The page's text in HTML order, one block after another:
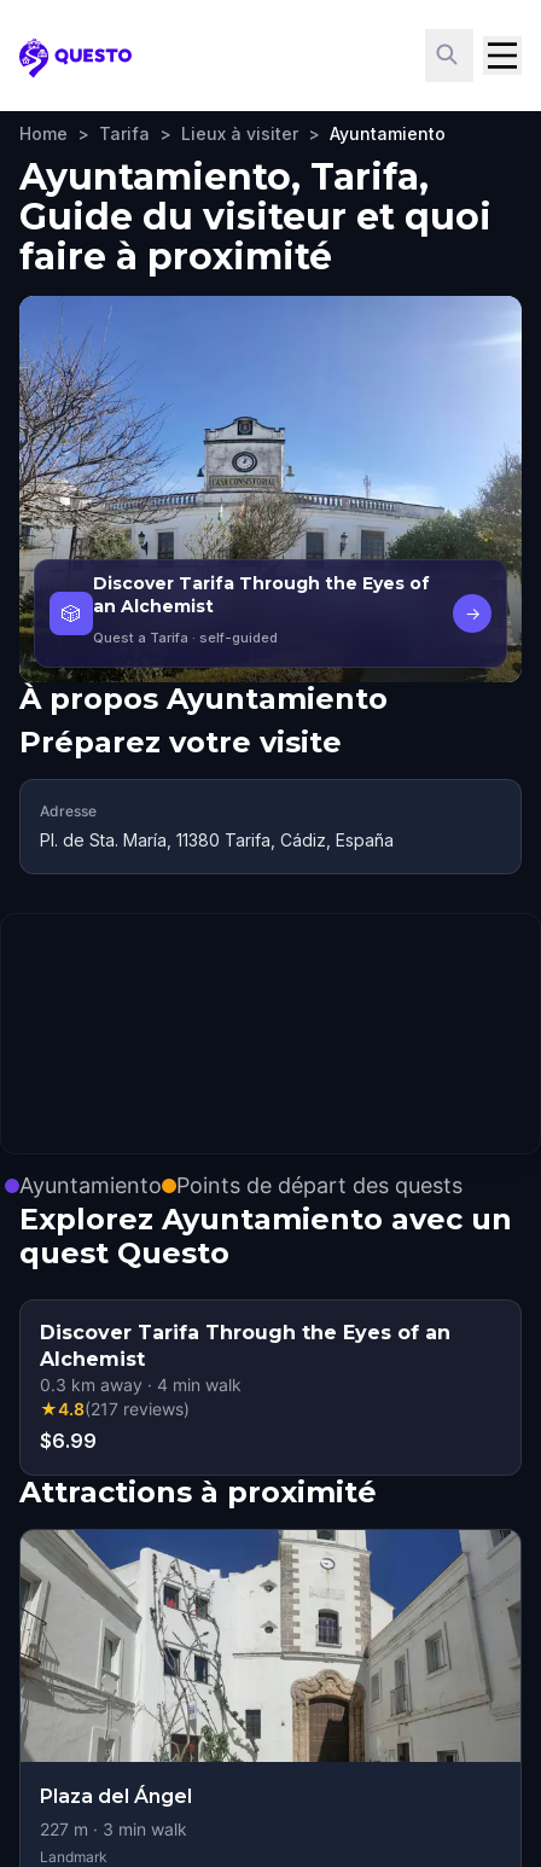
Questo
Home > Tarifa > Lieux à visiter > Ayuntamiento
Ayuntamiento, Tarifa,
Guide du visiteur et quoi
faire à proximité
🎲
Discover Tarifa Through the Eyes of
an Alchemist
Quest a Tarifa · self-guided
→
À propos Ayuntamiento
Préparez votre visite
Adresse
Pl. de Sta. María, 11380 Tarifa, Cádiz, España
Ayuntamiento Points de départ des quests
Explorez Ayuntamiento avec un
quest Questo
Discover Tarifa Through the Eyes of an
Alchemist
0.3 km away · 4 min walk
★4.8(217 reviews)
$6.99
Attractions à proximité
Plaza del Ángel
227 m · 3 min walk
Landmark